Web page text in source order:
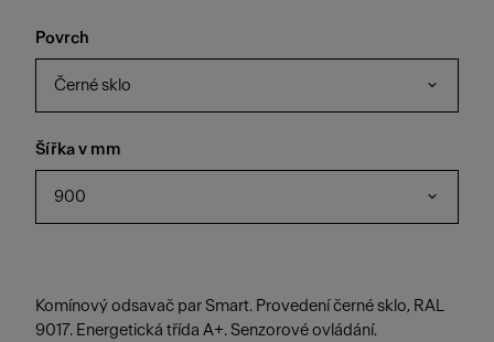
Povrch
Černé sklo
Šířka v mm
900
Komínový odsavač par Smart. Provedení černé sklo, RAL
9017. Energetická třída A+. Senzorové ovládání.